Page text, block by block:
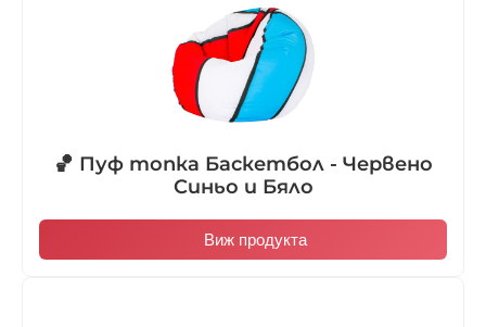
🏀 Пуф топка Баскетбол - Червено
Синьо и Бяло
Виж продукта